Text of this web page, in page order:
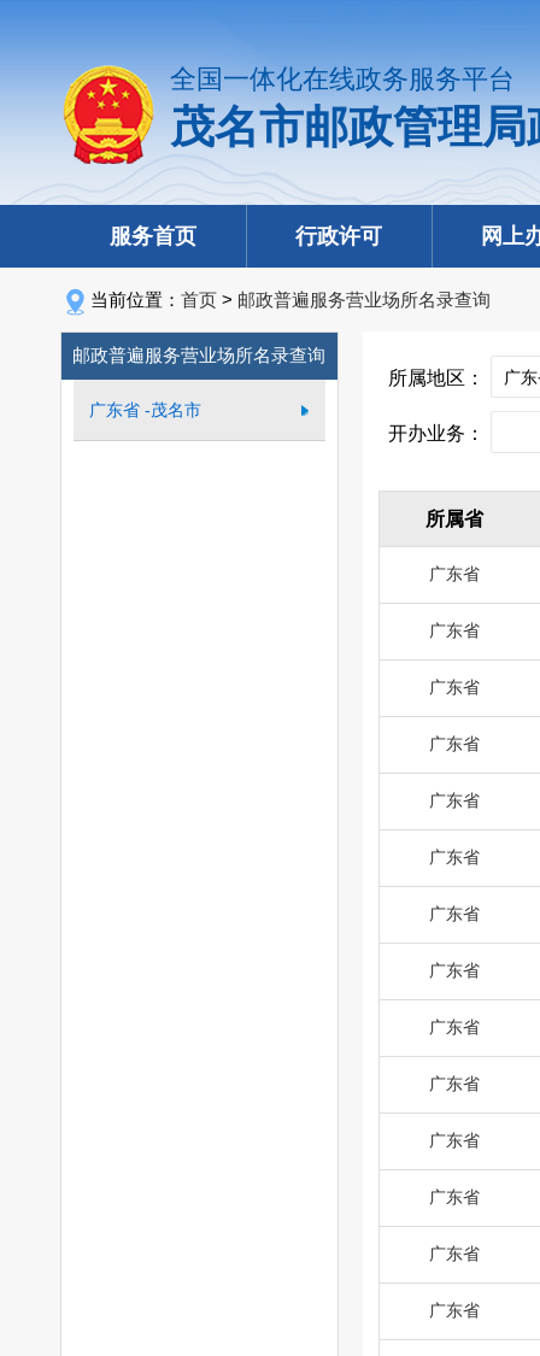
全国一体化在线政务服务平台
茂名市邮政管理
服务首页 行政许可 网上
当前位置： 首页 > 邮政普遍服务营业场所名录查询
邮政普遍服务营业场所名录查询
广东省 -茂名市
所属地区：
开办业务：
所属省
广东省
广东省
广东省
广东省
广东省
广东省
广东省
广东省
广东省
广东省
广东省
广东省
广东省
广东省